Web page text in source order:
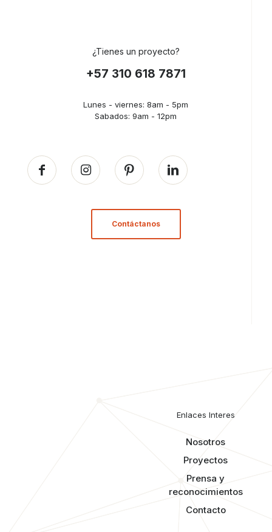
¿Tienes un proyecto?
+57 310 618 7871
Lunes - viernes: 8am - 5pm
Sabados: 9am - 12pm
Contáctanos
Enlaces Interes
Nosotros
Proyectos
Prensa y
reconocimientos​
Contacto